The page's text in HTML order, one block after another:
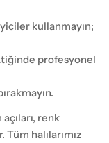
kullanmayın;
profesyonel
renk
halılarımız